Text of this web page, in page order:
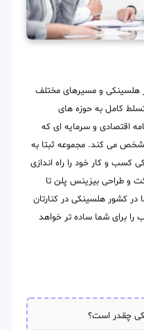
هلسینکی و مسیرهای مختلف
کامل به حوزه های
اقتصادی و سرمایه ای که
مشخص می کند. مجموعه ثبتا به
و کار خود را راه اندازی
و طراحی بیزینس پلن تا
کشور هلسینکی در کنارتان
را برای شما ساده تر خواهد
چقدر است؟